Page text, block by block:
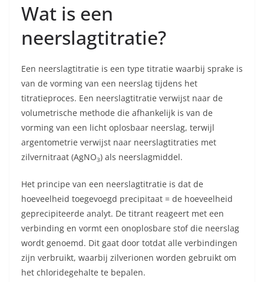
Wat is een
neerslagtitratie?
Een neerslagtitratie is een type titratie waarbij sprake is
van de vorming van een neerslag tijdens het
titratieproces. Een neerslagtitratie verwijst naar de
volumetrische methode die afhankelijk is van de
vorming van een licht oplosbaar neerslag, terwijl
argentometrie verwijst naar neerslagtitraties met
zilvernitraat (AgNO3) als neerslagmiddel.
Het principe van een neerslagtitratie is dat de
hoeveelheid toegevoegd precipitaat = de hoeveelheid
geprecipiteerde analyt. De titrant reageert met een
verbinding en vormt een onoplosbare stof die neerslag
wordt genoemd. Dit gaat door totdat alle verbindingen
zijn verbruikt, waarbij zilverionen worden gebruikt om
het chloridegehalte te bepalen.